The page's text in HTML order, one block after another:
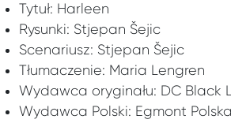
Tytuł: Harleen
Rysunki: Stjepan Šejic
Scenariusz: Stjepan Šejic
Tłumaczenie: Maria Lengren
Wydawca oryginału: DC Black
Wydawca Polski: Egmont Polska